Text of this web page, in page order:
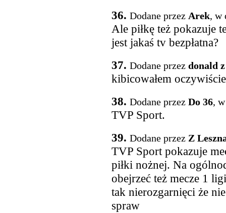
36. Dodane przez Arek, w
Ale piłkę też pokazuje
jest jakaś tv bezpłatna?
37. Dodane przez donald
kibicowałem
38. Dodane przez Do 36,
TVP Sport.
39. Dodane przez Z
TVP Sport pokazuje
piłki nożnej. Na
obejrzeć też mecze 1
tak nierozgarnięci że
spraw